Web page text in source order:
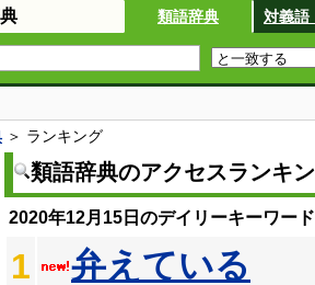
類語辞典 対義語
＞ ランキング
類語辞典のアクセスランキ
2020年12月15日のデイリーキーワー
1
弁えている